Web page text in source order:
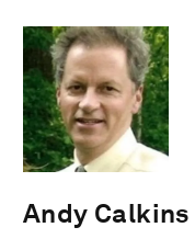
Andy Calkins